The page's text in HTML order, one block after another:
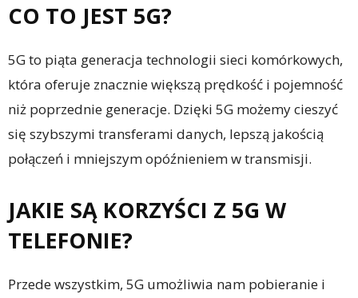
CO TO JEST 5G?
5G to piąta generacja technologii sieci komórkowych,
która oferuje znacznie większą prędkość i pojemność
niż poprzednie generacje. Dzięki 5G możemy cieszyć
się szybszymi transferami danych, lepszą jakością
połączeń i mniejszym opóźnieniem w transmisji.
JAKIE SĄ KORZYŚCI Z 5G W
TELEFONIE?
Przede wszystkim, 5G umożliwia nam pobieranie i